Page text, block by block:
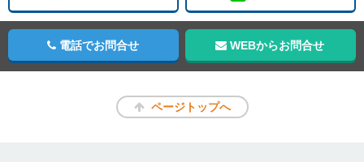
電話でお問合せ WEBからお問合せ
ページトップへ